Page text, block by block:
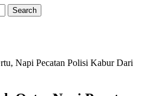
Napi Pecatan Polisi Kabur Dari